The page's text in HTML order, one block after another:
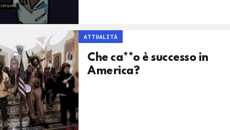
ATTUALITÀ
Che ca**o è successo in
America?